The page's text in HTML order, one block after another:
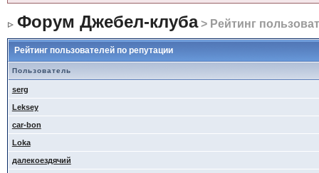
Форум Джебел-клуба> Рейтинг
Рейтинг пользователей по репутации
Пользователь
serg
Leksey
car-bon
Loka
далекоездячий